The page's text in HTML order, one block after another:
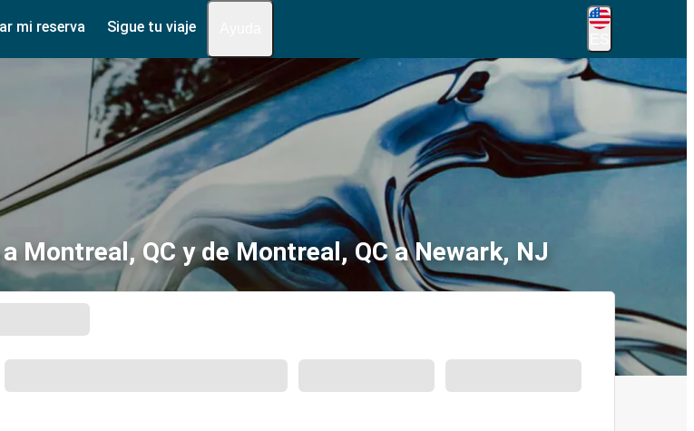
mi reserva Sigue tu viaje
Montreal, QC y de Montreal, QC a Newark, NJ